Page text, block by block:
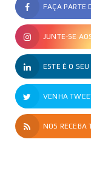
FAÇA PARTE
JUNTE-SE
ESTE É O SEU
VENHA
NOS RECEBA